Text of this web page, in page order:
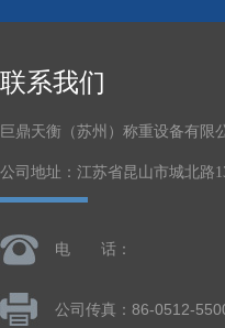
联系我们
巨鼎天衡（苏州）称重设备有限
公司地址：江苏省昆山市城北路
电 话：